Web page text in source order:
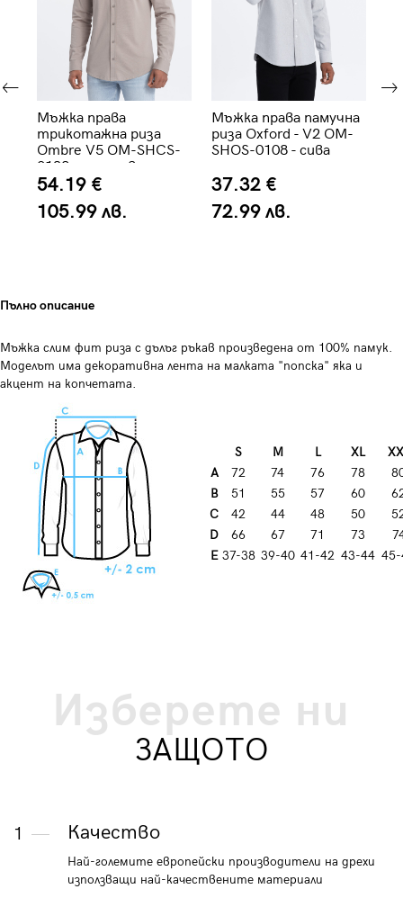
Мъжка права
трикотажна риза
Ombre V5 OM-SHCS-
0138 - пепелява
54.19 €
105.99 лв.
Мъжка права памучна
риза Oxford - V2 OM-
SHOS-0108 - сива
37.32 €
72.99 лв.
Пълно описание
Мъжка слим фит риза с дълъг ръкав произведена от 100% памук.
Моделът има декоративна лента на малката "попска" яка и
акцент на копчетата.
S M L XL
A
72 74 76 78
B
51 55 57 60
C
42 44 48 50
D
66 67 71 73
E 37-38 39-40 41-42 43-44
Изберете ни
ЗАЩОТО
1 Качество
Най-големите европейски производители на дрехи
използващи най-качествените материали